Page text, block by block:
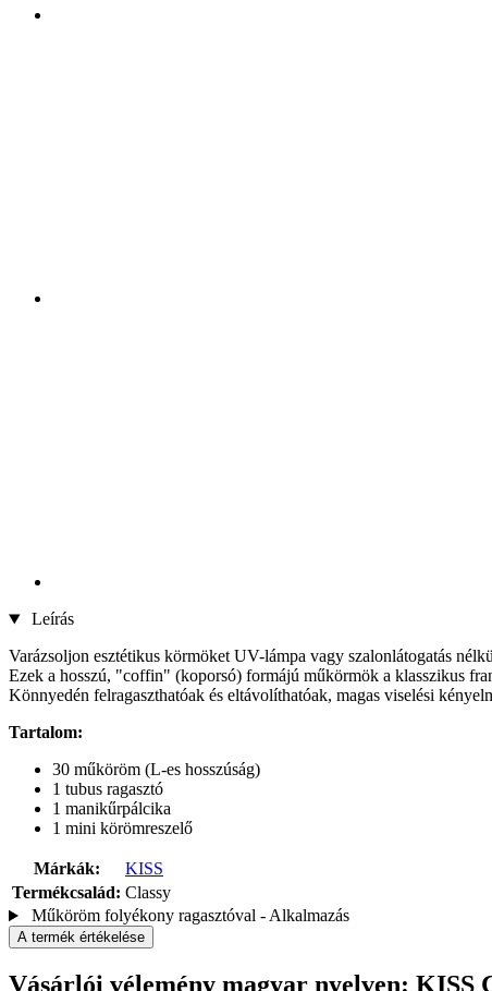
Leírás
Varázsoljon esztétikus körmöket UV-lámpa vagy szalonlátogatás
Ezek a hosszú, "coffin" (koporsó) formájú műkörmök a klasszikus
Könnyedén felragaszthatóak és eltávolíthatóak, magas viselési
Tartalom:
30 műköröm (L-es hosszúság)
1 tubus ragasztó
1 manikűrpálcika
1 mini körömreszelő
Márkák:
KISS
Termékcsalád: Classy
Műköröm folyékony ragasztóval - Alkalmazás
A termék értékelése
Vásárlói vélemény magyar nyelven: KISS